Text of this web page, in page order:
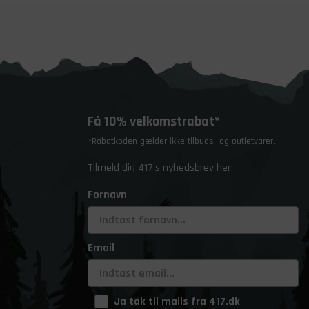
Få 10% velkomstrabat*
*Rabatkoden gælder ikke tilbuds- og outletvarer.
Tilmeld dig 417's nyhedsbrev her:
Fornavn
Email
Ja tak til mails fra 417.dk